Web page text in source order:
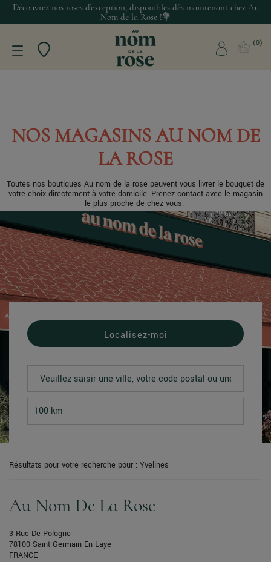
Découvrez nos roses d’exception, disponibles dès maintenant chez Au
Nom de la Rose !💐
0
NOS MAGASINS AU NOM DE
LA ROSE
Toutes nos boutiques Au nom de la rose peuvent vous livrer le bouquet de
votre choix directement à votre domicile. Prenez contact avec le magasin
le plus proche de chez vous.
Localisez-moi
Résultats pour votre recherche pour : Yvelines
Au Nom De La Rose
3 Rue De Pologne
78100 Saint Germain En Laye
FRANCE